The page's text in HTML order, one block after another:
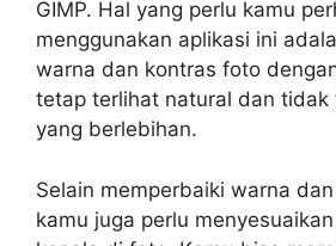
GIMP. Hal yang perlu kamu
menggunakan aplikasi ini
warna dan kontras foto
tetap terlihat natural dan tidak
yang berlebihan.
Selain memperbaiki warna
kamu juga perlu